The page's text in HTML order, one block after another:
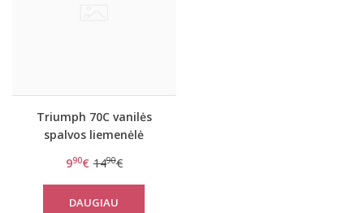
Triumph 70C vanilės
spalvos liemenėlė
990€ 1490€
DAUGIAU